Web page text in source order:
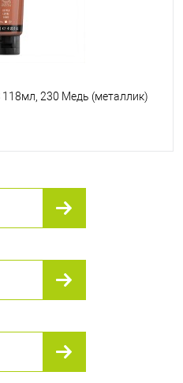
118мл, 230 Медь (металлик)
В наличии